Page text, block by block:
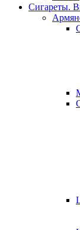
Сигареты.